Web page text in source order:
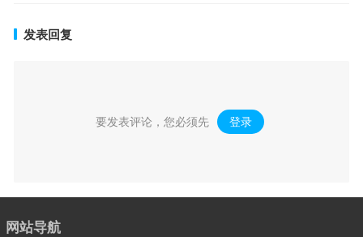
发表回复
要发表评论，您必须先 登录 。
网站导航